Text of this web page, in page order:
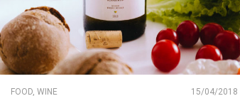
FOOD, WINE 15/04/2018